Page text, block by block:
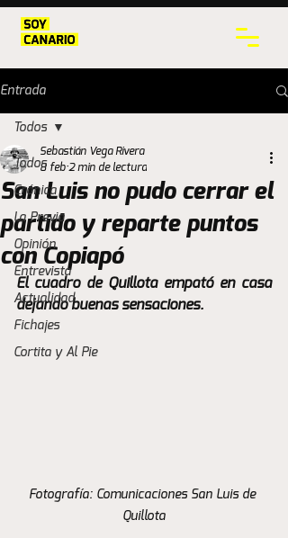
Entrada
Todos
Crónica
La Previa
Opinión
Entrevista
Actualidad
Fichajes
Cortita y Al Pie
Todos
San Luis no pudo cerrar el
partido y reparte puntos
con Copiapó
Sebastián Vega Rivera
8 feb 2 min de lectura
El cuadro de Quillota empató en casa
dejando buenas sensaciones.
Fotografía: Comunicaciones San Luis de
Quillota